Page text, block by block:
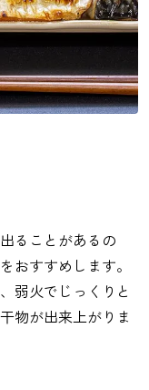
ることがあるの
おすすめします。
弱火でじっくりと
物が出来上がりま